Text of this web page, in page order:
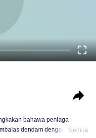
bahawa peniaga
dendam dengan
Semua